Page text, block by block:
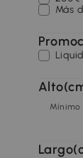
Más
Mínimo